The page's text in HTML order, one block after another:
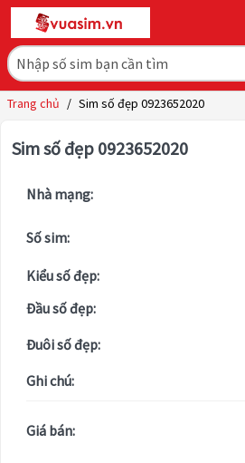
Trang chủ / Sim số đẹp 0923652020
Sim số đẹp 0923652020
Nhà mạng:
Số sim:
Kiểu số đẹp:
Đầu số đẹp:
Đuôi số đẹp:
Ghi chú:
Giá bán: